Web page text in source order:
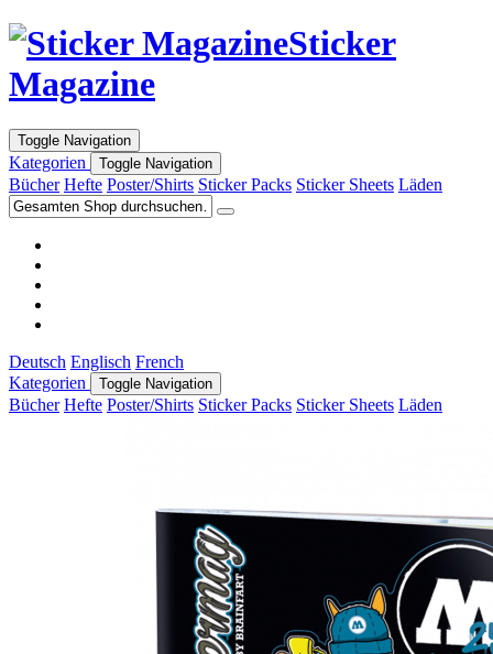
Sticker
Magazine
Toggle Navigation
Kategorien Toggle Navigation
Bücher Hefte Poster/Shirts Sticker Packs Sticker Sheets Läden
Deutsch Englisch French
Kategorien
Toggle Navigation
Bücher Hefte Poster/Shirts Sticker Packs Sticker Sheets Läden